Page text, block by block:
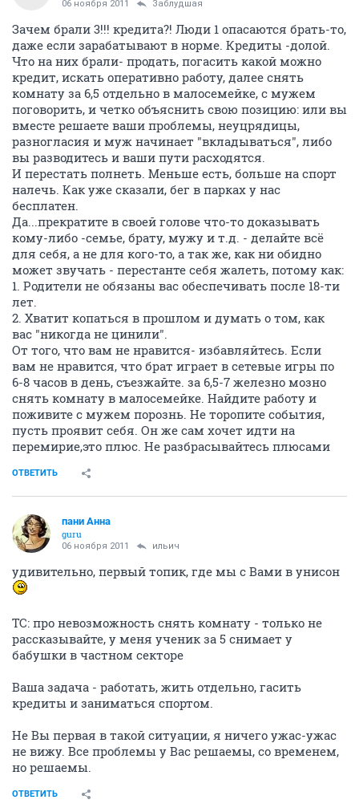
06 ноября 2011 Заблудшая
Зачем брали 3!!! кредита?! Люди 1 опасаются брать-то,
даже если зарабатывают в норме. Кредиты -долой.
Что на них брали- продать, погасить какой можно
кредит, искать оперативно работу, далее снять
комнату за 6,5 отдельно в малосемейке, с мужем
поговорить, и четко объяснить свою позицию: или вы
вместе решаете ваши проблемы, неуцрядицы,
разногласия и муж начинает "вкладываться", либо
вы разводитесь и ваши пути расходятся.
И перестать полнеть. Меньше есть, больше на спорт
налечь. Как уже сказали, бег в парках у нас
бесплатен.
Да...прекратите в своей голове что-то доказывать
кому-либо -семье, брату, мужу и т.д. - делайте всё
для себя, а не для кого-то, а так же, как ни обидно
может звучать - перестанте себя жалеть, потому как:
1. Родители не обязаны вас обеспечивать после 18-ти
лет.
2. Хватит копаться в прошлом и думать о том, как
вас "никогда не цинили".
От того, что вам не нравится- избавляйтесь. Если
вам не нравится, что брат играет в сетевые игры по
6-8 часов в день, съезжайте. за 6,5-7 железно мозно
снять комнату в малосемейке. Найдите работу и
поживите с мужем порознь. Не торопите события,
пусть проявит себя. Он же сам хочет идти на
перемирие,это плюс. Не разбрасывайтесь плюсами
ОТВЕТИТЬ
пани Анна
guru
06 ноября 2011 ильич
удивительно, первый топик, где мы с Вами в унисон
ТС: про невозможность снять комнату - только не
рассказывайте, у меня ученик за 5 снимает у
бабушки в частном секторе
Ваша задача - работать, жить отдельно, гасить
кредиты и заниматься спортом.
Не Вы первая в такой ситуации, я ничего ужас-ужас
не вижу. Все проблемы у Вас решаемы, со временем,
но решаемы.
ОТВЕТИТЬ